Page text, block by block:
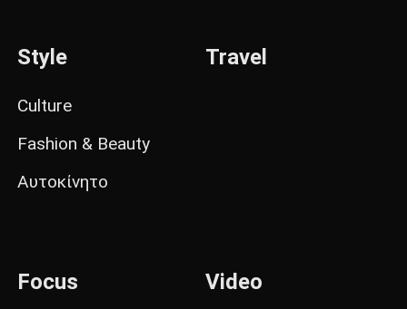
Style
Culture
Fashion & Beauty
Αυτοκίνητο
Travel
Focus Video